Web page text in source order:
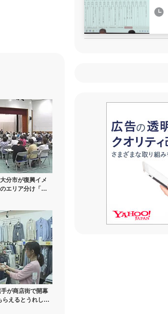
分市が復興イメ
エリア分け「住
が商店街で開幕
らえるとうれし